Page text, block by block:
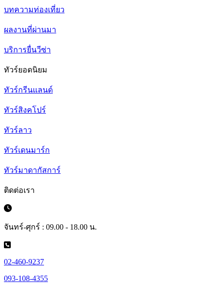
บทความท่องเที่ยว
ผลงานที่ผ่านมา
บริการยื่นวีซ่า
ทัวร์ยอดนิยม
ทัวร์กรีนแลนด์
ทัวร์สิงคโปร์
ทัวร์ลาว
ทัวร์เดนมาร์ก
ทัวร์มาดากัสการ์
ติดต่อเรา
จันทร์-ศุกร์ : 09.00 - 18.00 น.
02-460-9237
093-108-4355